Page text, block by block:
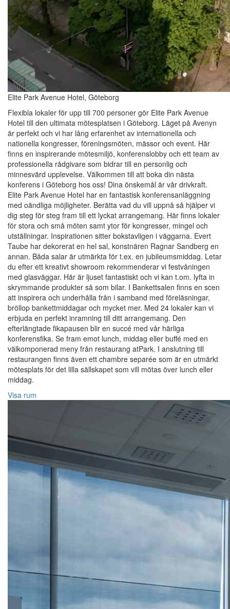
Elite Park Avenue Hotel, Göteborg
Flexibla lokaler för upp till 700 personer gör Elite Park Avenue
Hotel till den ultimata mötesplatsen i Göteborg. Läget på Avenyn
är perfekt och vi har lång erfarenhet av internationella och
nationella kongresser, föreningsmöten, mässor och event. Här
finns en inspirerande mötesmiljö, konferenslobby och ett team av
professionella rådgivare som bidrar till en personlig och
minnesvärd upplevelse. Välkommen till att boka din nästa
konferens i Göteborg hos oss! Dina önskemål är vår drivkraft.
Elite Park Avenue Hotel har en fantastisk konferensanläggning
med oändliga möjligheter. Berätta vad du vill uppnå så hjälper vi
dig steg för steg fram till ett lyckat arrangemang. Här finns lokaler
för stora och små möten samt ytor för kongresser, mingel och
utställningar. Inspirationen sitter bokstavligen i väggarna. Evert
Taube har dekorerat en hel sal, konstnären Ragnar Sandberg en
annan. Båda salar är utmärkta för t.ex. en jubileumsmiddag. Letar
du efter ett kreativt showroom rekommenderar vi festvåningen
med glasväggar. Här är ljuset fantastiskt och vi kan t.om. lyfta in
skrymmande produkter så som bilar. I Bankettsalen finns en scen
att inspirera och underhålla från i samband med föreläsningar,
bröllop bankettmiddagar och mycket mer. Med 24 lokaler kan vi
erbjuda en perfekt inramning till ditt arrangemang. Den
efterlängtade fikapausen blir en succé med vår härliga
konferensfika. Se fram emot lunch, middag eller buffé med en
välkomponerad meny från restaurang atPark. I anslutning till
restaurangen finns även ett chambre separée som är en utmärkt
mötesplats för det lilla sällskapet som vill mötas över lunch eller
middag.
Visa rum